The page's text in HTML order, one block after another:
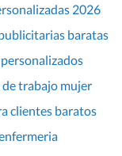
2026
baratas
trabajo mujer
clientes baratos